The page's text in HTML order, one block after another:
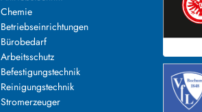
Chemie
Betriebseinrichtungen
Bürobedarf
Arbeitsschutz
Befestigungstechnik
Reinigungstechnik
Stromerzeuger